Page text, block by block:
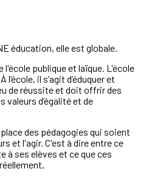
éducation, elle est globale.
publique et laïque. L'école
il s’agit d’éduquer et
de réussite et doit offrir des
valeurs d’égalité et de
des pédagogies qui soient
et l'agir. C'est à dire entre ce
à ses elèves et ce que ces
.